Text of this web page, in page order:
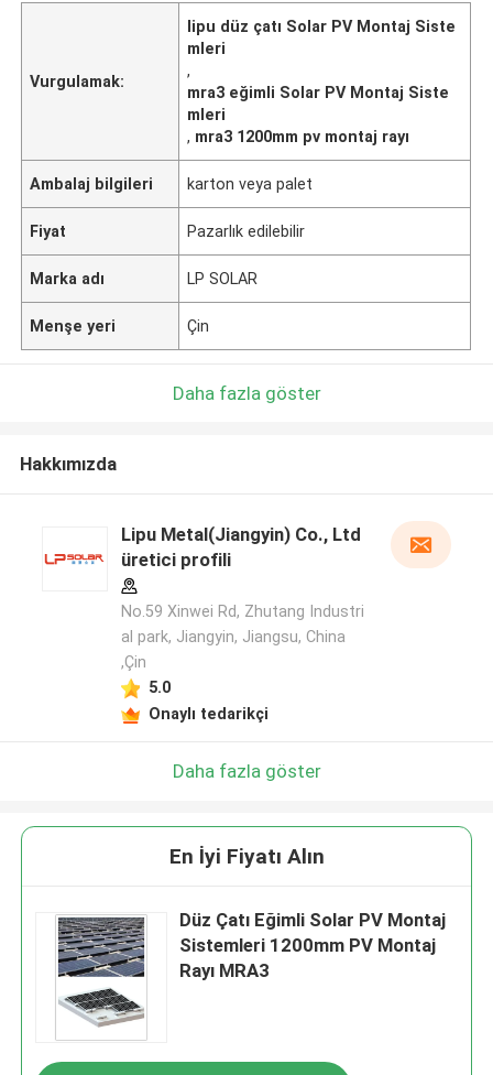
Vurgulamak:
lipu düz çatı Solar PV Montaj Siste
mleri
,
mra3 eğimli Solar PV Montaj Siste
mleri
, mra3 1200mm pv montaj rayı
Ambalaj bilgileri karton veya palet
Fiyat Pazarlık edilebilir
Marka adı LP SOLAR
Menşe yeri Çin
Daha fazla göster
Hakkımızda
Lipu Metal(Jiangyin) Co., Ltd
üretici profili
No.59 Xinwei Rd, Zhutang Industri
al park, Jiangyin, Jiangsu, China
,Çin
5.0
Onaylı tedarikçi
Daha fazla göster
En İyi Fiyatı Alın
Düz Çatı Eğimli Solar PV Montaj
Sistemleri 1200mm PV Montaj
Rayı MRA3